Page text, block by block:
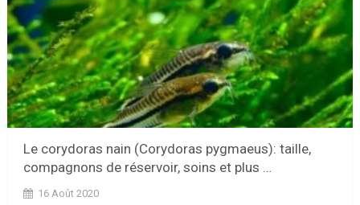
Le corydoras nain (Corydoras pygmaeus): taille,
compagnons de réservoir, soins et plus …
16 Août 2020